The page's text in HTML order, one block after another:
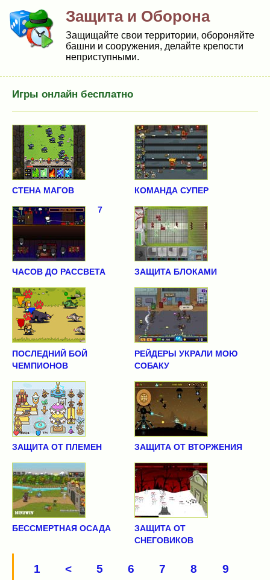
Защита и Оборона
Защищайте свои территории, обороняйте
башни и сооружения, делайте крепости
неприступными.
Игры онлайн бесплатно
СТЕНА МАГОВ
КОМАНДА СУПЕР
7
ЧАСОВ ДО РАССВЕТА ЗАЩИТА БЛОКАМИ
ПОСЛЕДНИЙ БОЙ
ЧЕМПИОНОВ
РЕЙДЕРЫ УКРАЛИ МОЮ
СОБАКУ
ЗАЩИТА ОТ ПЛЕМЕН ЗАЩИТА ОТ ВТОРЖЕНИЯ
БЕССМЕРТНАЯ ОСАДА
ЗАЩИТА ОТ
СНЕГОВИКОВ
1 < 5 6 7 8 9